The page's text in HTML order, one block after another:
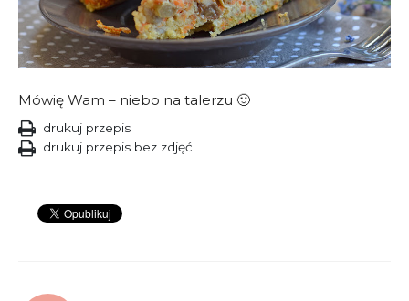
Mówię Wam – niebo na talerzu 🙂
drukuj przepis
drukuj przepis bez zdjęć